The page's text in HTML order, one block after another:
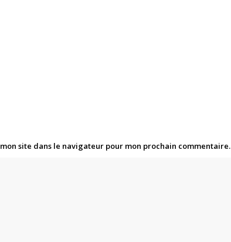
site dans le navigateur pour mon prochain commentaire.